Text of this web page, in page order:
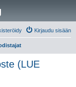
Kirjaudu sisään
(LUE